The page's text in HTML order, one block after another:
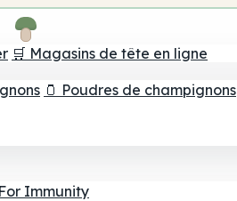
🛒 Magasins de tête en ligne
🫙 Poudres de champignons
Immunity